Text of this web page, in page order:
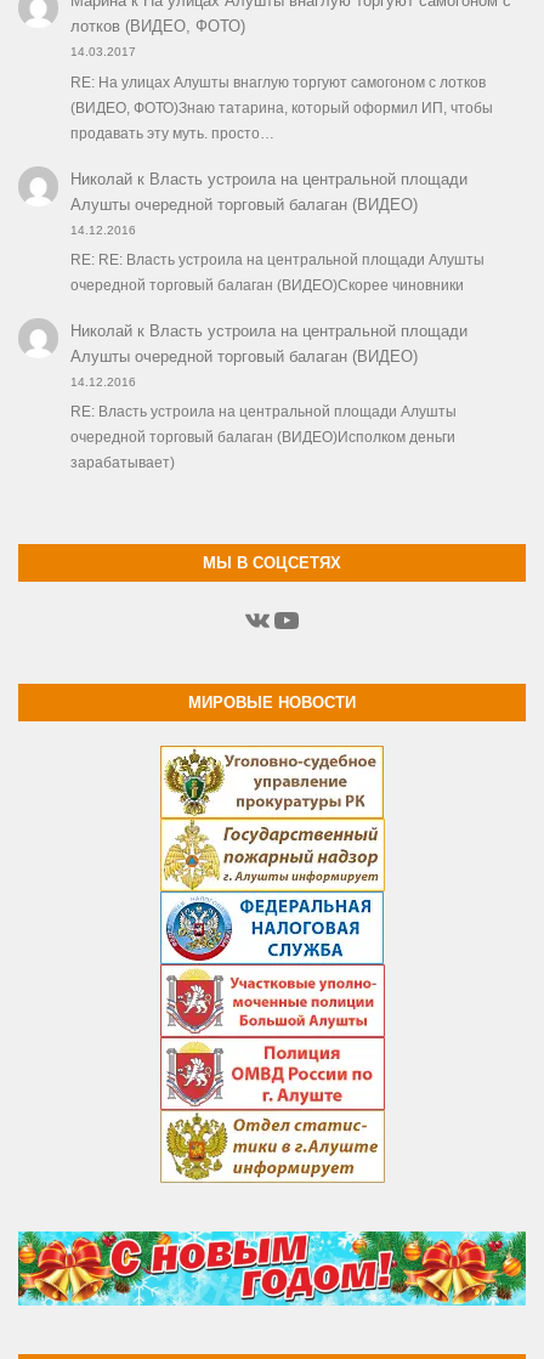
лотков (ВИДЕО, ФОТО)
14.03.2017
RE: На улицах Алушты внаглую торгуют самогоном с лотков
(ВИДЕО, ФОТО)Знаю татарина, который оформил ИП, чтобы
продавать эту муть. просто…
Николайк Власть устроила на центральной площади
Алушты очередной торговый балаган (ВИДЕО)
14.12.2016
RE: RE: Власть устроила на центральной площади Алушты
очередной торговый балаган (ВИДЕО)Скорее чиновники
Николайк Власть устроила на центральной площади
Алушты очередной торговый балаган (ВИДЕО)
14.12.2016
RE: Власть устроила на центральной площади Алушты
очередной торговый балаган (ВИДЕО)Исполком деньги
зарабатывает)
МЫ В СОЦСЕТЯХ
ВКонтакте
YouTube
МИРОВЫЕ НОВОСТИ